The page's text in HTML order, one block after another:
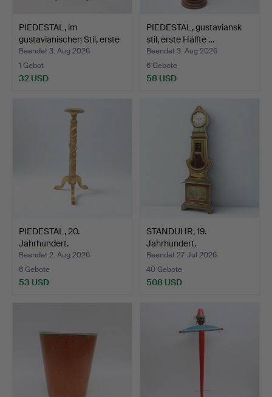
PIEDESTAL, im
gustavianischen Stil, erste
…
Beendet 3. Aug 2026
1 Gebot
32 USD
PIEDESTAL, gustaviansk
stil, erste Hälfte …
Beendet 3. Aug 2026
6 Gebote
58 USD
PIEDESTAL, 20.
Jahrhundert.
Beendet 2. Aug 2026
6 Gebote
53 USD
STANDUHR, 19.
Jahrhundert.
Beendet 27. Jul 2026
40 Gebote
508 USD